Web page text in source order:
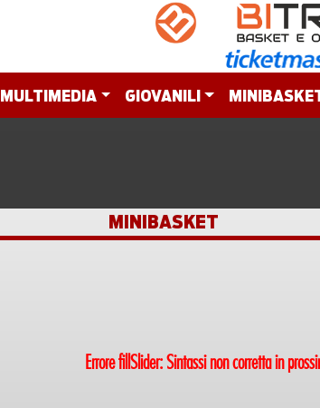
MULTIMEDIA GIOVANILI
MINIBASKET
Errore fillSlider: Sintassi non corretta in